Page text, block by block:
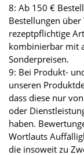
8: Ab 150 €
Bestellungen
rezeptpflichtige
kombinierbar mit
Sonderpreisen.
9: Bei Produkt-
unseren
dass diese nur
oder
haben.
Wortlauts
die insoweit zu